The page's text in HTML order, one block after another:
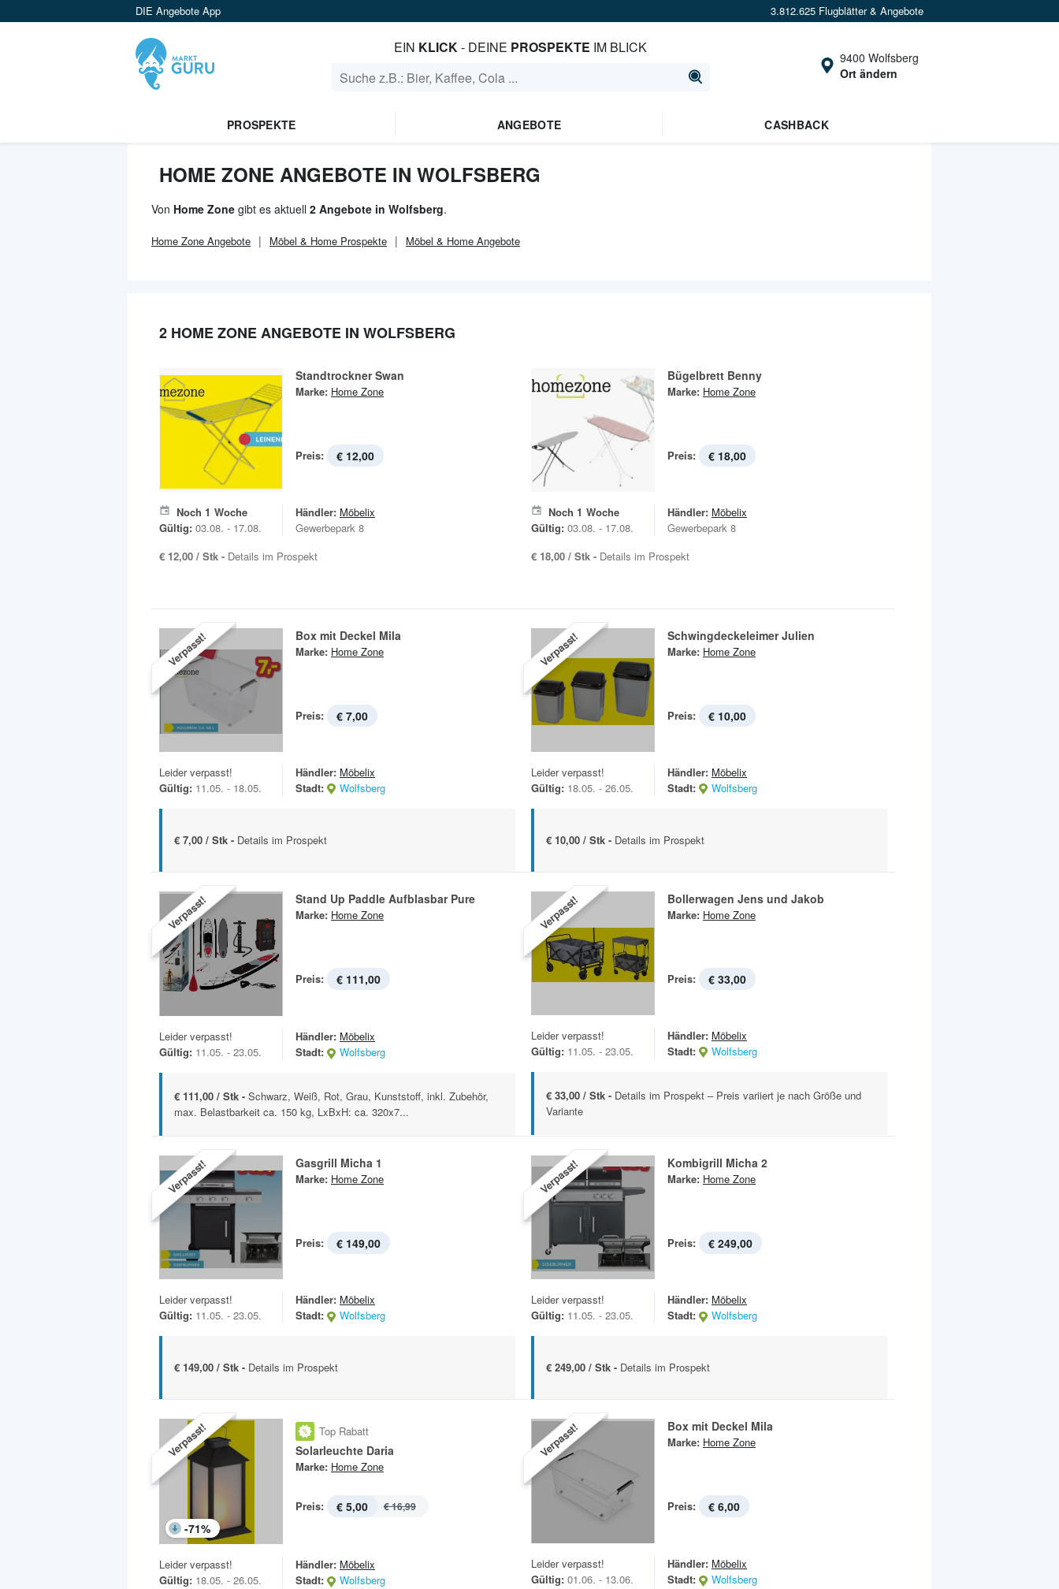
DIE Angebote App 3.812.625 Flugblätter & Angebote
EIN KLICK- DEINE PROSPEKTE IM BLICK
9400 Wolfsberg
Ort ändern
PROSPEKTE ANGEBOTE CASHBACK
HOME ZONE ANGEBOTE IN WOLFSBERG
Von Home Zone gibt es aktuell 2 Angebote in Wolfsberg.
Home Zone Angebote Möbel & Home Prospekte Möbel & Home Angebote
2 HOME ZONE ANGEBOTE IN WOLFSBERG
Standtrockner Swan
Marke: Home Zone
Preis: € 12,00
Noch 1 Woche
Gültig: 03.08. - 17.08.
Händler: Möbelix
Gewerbepark 8
€ 12,00 / Stk - Details im Prospekt
Bügelbrett Benny
Marke: Home Zone
Preis: € 18,00
Noch 1 Woche
Gültig: 03.08. - 17.08.
Händler: Möbelix
Gewerbepark 8
€ 18,00 / Stk - Details im Prospekt
Verpasst! Box mit Deckel Mila
Marke: Home Zone
Preis: € 7,00
Leider verpasst!
Gültig: 11.05. - 18.05.
Händler: Möbelix
Stadt:
Wolfsberg
€ 7,00 / Stk - Details im Prospekt
Verpasst! Schwingdeckeleimer Julien
Marke: Home Zone
Preis: € 10,00
Leider verpasst!
Gültig: 18.05. - 26.05.
Händler: Möbelix
Stadt:
Wolfsberg
€ 10,00 / Stk - Details im Prospekt
Verpasst! Stand Up Paddle Aufblasbar Pure
Marke: Home Zone
Preis: € 111,00
Leider verpasst!
Gültig: 11.05. - 23.05.
Händler: Möbelix
Stadt:
Wolfsberg
€ 111,00 / Stk - Schwarz, Weiß, Rot, Grau, Kunststoff, inkl. Zubehör,
max. Belastbarkeit ca. 150 kg, LxBxH: ca. 320x7...
Verpasst! Bollerwagen Jens und Jakob
Marke: Home Zone
Preis: € 33,00
Leider verpasst!
Gültig: 11.05. - 23.05.
Händler: Möbelix
Stadt:
Wolfsberg
€ 33,00 / Stk - Details im Prospekt – Preis variiert je nach Größe und
Variante
Verpasst! Gasgrill Micha 1
Marke: Home Zone
Preis: € 149,00
Leider verpasst!
Gültig: 11.05. - 23.05.
Händler: Möbelix
Stadt:
Wolfsberg
€ 149,00 / Stk - Details im Prospekt
Verpasst! Kombigrill Micha 2
Marke: Home Zone
Preis: € 249,00
Leider verpasst!
Gültig: 11.05. - 23.05.
Händler: Möbelix
Stadt:
Wolfsberg
€ 249,00 / Stk - Details im Prospekt
Verpasst!
-71%
Top Rabatt
Solarleuchte Daria
Marke: Home Zone
Preis: € 5,00 € 16,99
Leider verpasst!
Gültig: 18.05. - 26.05.
Händler: Möbelix
Stadt:
Wolfsberg
Verpasst! Box mit Deckel Mila
Marke: Home Zone
Preis: € 6,00
Leider verpasst!
Gültig: 01.06. - 13.06.
Händler: Möbelix
Stadt:
Wolfsberg